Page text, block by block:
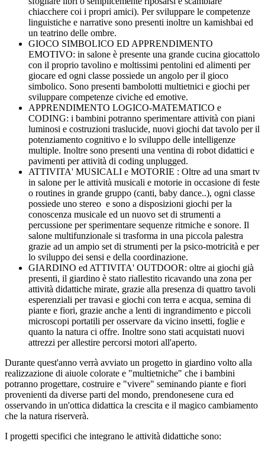
chiacchere coi i propri amici). Per sviluppare le competenze
linguistiche e narrative sono presenti inoltre un kamishbai ed
un teatrino delle ombre.
GIOCO SIMBOLICO ED APPRENDIMENTO
EMOTIVO: in salone è presente una grande cucina giocattolo
con il proprio tavolino e moltissimi pentolini ed alimenti per
giocare ed ogni classe possiede un angolo per il gioco
simbolico. Sono presenti bambolotti multietnici e giochi per
sviluppare competenze civiche ed emotive.
APPRENDIMENTO LOGICO-MATEMATICO e
CODING: i bambini potranno sperimentare attività con piani
luminosi e costruzioni traslucide, nuovi giochi dat tavolo per il
potenziamento cognitivo e lo sviluppo delle intelligenze
multiple. Inoltre sono presenti una ventina di robot didattici e
pavimenti per attività di coding unplugged.
ATTIVITA' MUSICALI e MOTORIE : Oltre ad una smart tv
in salone per le attività musicali e motorie in occasione di feste
o routines in grande gruppo (canti, baby dance..), ogni classe
possiede uno stereo e sono a disposizioni giochi per la
conoscenza musicale ed un nuovo set di strumenti a
percussione per sperimentare sequenze ritmiche e sonore. Il
salone multifunzionale si trasforma in una piccola palestra
grazie ad un ampio set di strumenti per la psico-motricità e per
lo sviluppo dei sensi e della coordinazione.
GIARDINO ed ATTIVITA' OUTDOOR: oltre ai giochi già
presenti, il giardino è stato riallestito ricavando una zona per
attività didattiche mirate, grazie alla presenza di quattro tavoli
esperenziali per travasi e giochi con terra e acqua, semina di
piante e fiori, grazie anche a lenti di ingrandimento e piccoli
microscopi portatili per osservare da vicino insetti, foglie e
quanto la natura ci offre. Inoltre sono stati acquistati nuovi
attrezzi per allestire percorsi motori all'aperto.
Durante quest'anno verrà avviato un progetto in giardino volto alla
realizzazione di aiuole colorate e "multietniche" che i bambini
potranno progettare, costruire e "vivere" seminando piante e fiori
provenienti da diverse parti del mondo, prendonesene cura ed
osservando in un'ottica didattica la crescita e il magico cambiamento
che la natura riserverà.
I progetti specifici che integrano le attività didattiche sono: